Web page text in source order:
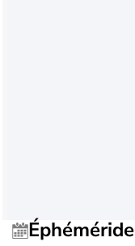
Éphéméride